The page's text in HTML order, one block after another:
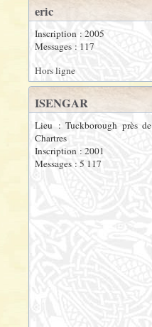
eric
Inscription : 2005
Messages : 117
Hors ligne
ISENGAR
Lieu : Tuckborough près de
Chartres
Inscription : 2001
Messages : 5 117